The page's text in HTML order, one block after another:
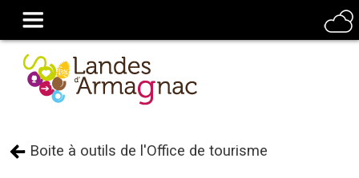
Boite à outils de l'Office de tourisme